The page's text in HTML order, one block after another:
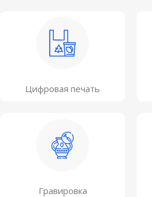
Цифровая печать
Гравировка